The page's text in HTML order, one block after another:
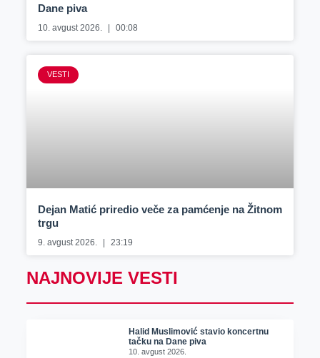
Dane piva
10. avgust 2026. 00:08
VESTI
Dejan Matić priredio veče za pamćenje na Žitnom
trgu
9. avgust 2026. 23:19
NAJNOVIJE VESTI
Halid Muslimović stavio koncertnu
tačku na Dane piva
10. avgust 2026.